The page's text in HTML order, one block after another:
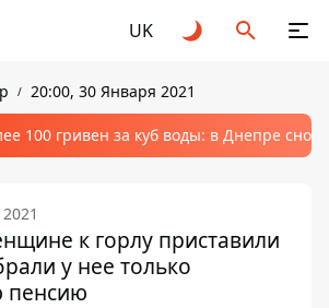
UK
20:00, 30 Января 2021
100 гривен за куб воды: в Днепре
к горлу приставили
у нее только
пенсию